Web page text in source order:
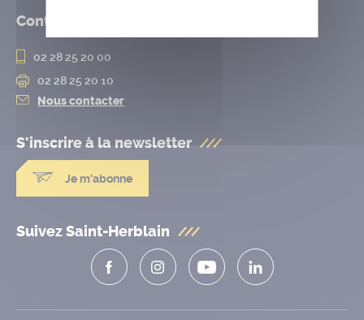
Contact
02 28 25 20 00
02 28 25 20 10
Nous contacter
S'inscrire à la newsletter
Je m'abonne
Suivez Saint-Herblain